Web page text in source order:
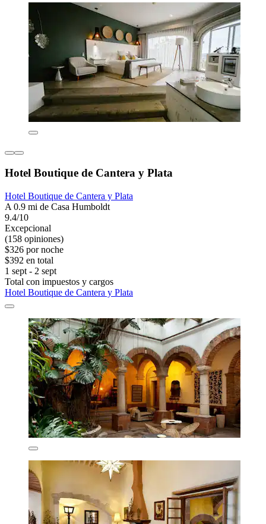
Hotel Boutique de Cantera y Plata
Hotel Boutique de Cantera y Plata
A 0.9 mi de Casa Humboldt
9.4/10
Excepcional
(158 opiniones)
$326 por noche
$392 en total
1 sept - 2 sept
Total con impuestos y cargos
Hotel Boutique de Cantera y Plata